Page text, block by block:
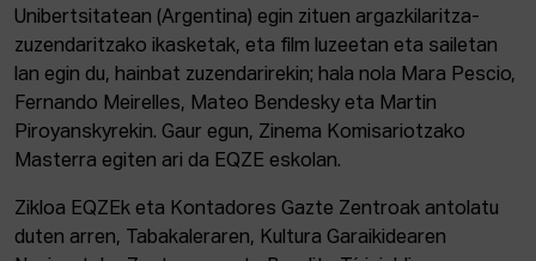
Unibertsitatean (Argentina) egin zituen argazkilaritza-
zuzendaritzako ikasketak, eta film luzeetan eta sailetan
lan egin du, hainbat zuzendarirekin; hala nola Mara Pescio,
Fernando Meirelles, Mateo Bendesky eta Martin
Piroyanskyrekin. Gaur egun, Zinema Komisariotzako
Masterra egiten ari da EQZE eskolan.
Zikloa EQZEk eta Kontadores Gazte Zentroak antolatu
duten arren, Tabakaleraren, Kultura Garaikidearen